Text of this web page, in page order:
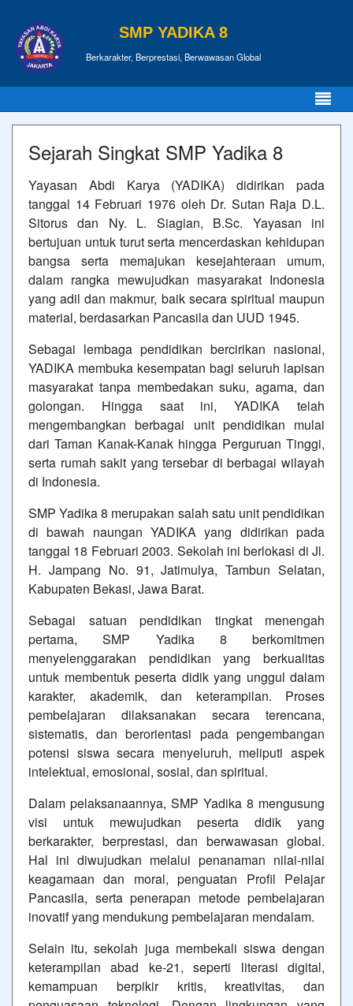
SMP YADIKA 8
Berkarakter, Berprestasi, Berwawasan Global
Sejarah Singkat SMP Yadika 8
Yayasan Abdi Karya (YADIKA) didirikan pada
tanggal 14 Februari 1976 oleh Dr. Sutan Raja D.L.
Sitorus dan Ny. L. Siagian, B.Sc. Yayasan ini
bertujuan untuk turut serta mencerdaskan kehidupan
bangsa serta memajukan kesejahteraan umum,
dalam rangka mewujudkan masyarakat Indonesia
yang adil dan makmur, baik secara spiritual maupun
material, berdasarkan Pancasila dan UUD 1945.
Sebagai lembaga pendidikan bercirikan nasional,
YADIKA membuka kesempatan bagi seluruh lapisan
masyarakat tanpa membedakan suku, agama, dan
golongan. Hingga saat ini, YADIKA telah
mengembangkan berbagai unit pendidikan mulai
dari Taman Kanak-Kanak hingga Perguruan Tinggi,
serta rumah sakit yang tersebar di berbagai wilayah
di Indonesia.
SMP Yadika 8 merupakan salah satu unit pendidikan
di bawah naungan YADIKA yang didirikan pada
tanggal 18 Februari 2003. Sekolah ini berlokasi di Jl.
H. Jampang No. 91, Jatimulya, Tambun Selatan,
Kabupaten Bekasi, Jawa Barat.
Sebagai satuan pendidikan tingkat menengah
pertama, SMP Yadika 8 berkomitmen
menyelenggarakan pendidikan yang berkualitas
untuk membentuk peserta didik yang unggul dalam
karakter, akademik, dan keterampilan. Proses
pembelajaran dilaksanakan secara terencana,
sistematis, dan berorientasi pada pengembangan
potensi siswa secara menyeluruh, meliputi aspek
intelektual, emosional, sosial, dan spiritual.
Dalam pelaksanaannya, SMP Yadika 8 mengusung
visi untuk mewujudkan peserta didik yang
berkarakter, berprestasi, dan berwawasan global.
Hal ini diwujudkan melalui penanaman nilai-nilai
keagamaan dan moral, penguatan Profil Pelajar
Pancasila, serta penerapan metode pembelajaran
inovatif yang mendukung pembelajaran mendalam.
Selain itu, sekolah juga membekali siswa dengan
keterampilan abad ke-21, seperti literasi digital,
kemampuan berpikir kritis, kreativitas, dan